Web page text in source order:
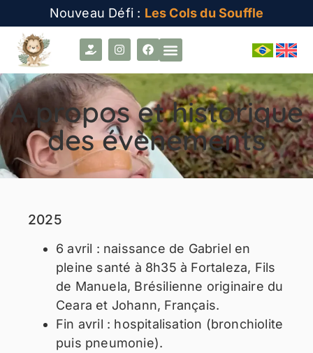
Nouveau Défi : Les Cols du Souffle
A propos et historique
des évènements
2025
6 avril : naissance de Gabriel en
pleine santé à 8h35 à Fortaleza, Fils
de Manuela, Brésilienne originaire du
Ceara et Johann, Français.
Fin avril : hospitalisation (bronchiolite
puis pneumonie).